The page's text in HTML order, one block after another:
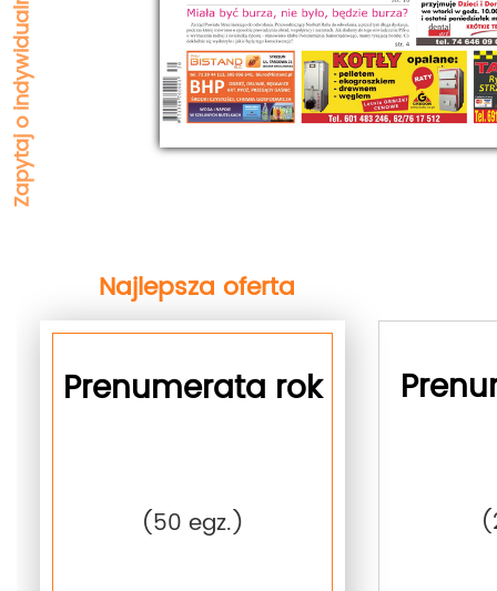
Najlepsza oferta
Prenumerata rok
(50 egz.)